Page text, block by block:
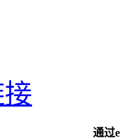
通过